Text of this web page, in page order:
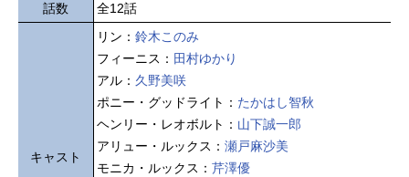
話数
全12話
キャスト
リン： 鈴木このみ
フィーニス： 田村ゆかり
アル： 久野美咲
ポニー・グッドライト： たかはし智秋
ヘンリー・レオボルト： 山下誠一郎
アリュー・ルックス： 瀬戸麻沙美
モニカ・ルックス： 芹澤優